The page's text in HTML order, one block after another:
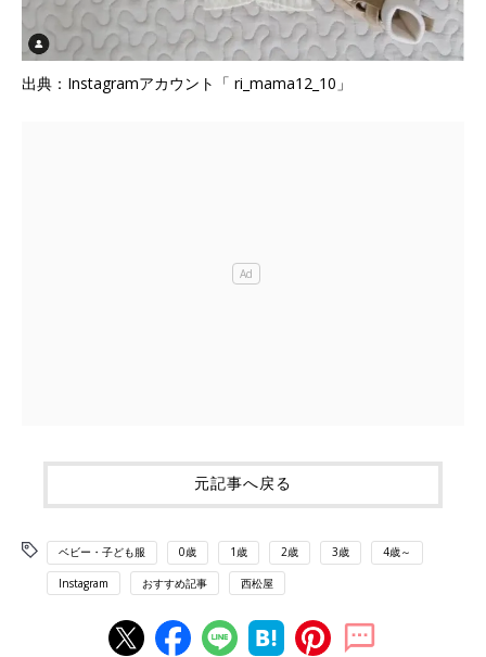
出典：Instagramアカウント「 ri_mama12_10」
元記事へ戻る
ベビー・子ども服 0歳 1歳 2歳 3歳 4歳～
Instagram おすすめ記事 西松屋